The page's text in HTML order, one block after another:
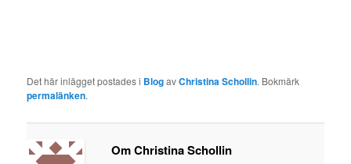
Det här inlägget postades i BlogavChristina Schollin. Bokmärk
permalänken.
Om Christina Schollin